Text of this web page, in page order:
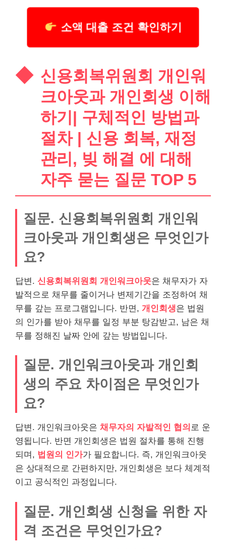
소액 대출 조건 확인하기
신용회복위원회 개인워
크아웃과 개인회생 이해
하기| 구체적인 방법과
절차 | 신용 회복, 재정
관리, 빚 해결 에 대해
자주 묻는 질문 TOP 5
질문. 신용회복위원회 개인워
크아웃과 개인회생은 무엇인가
요?
답변. 신용회복위원회 개인워크아웃은 채무자가 자
발적으로 채무를 줄이거나 변제기간을 조정하여 채
무를 갚는 프로그램입니다. 반면, 개인회생은 법원
의 인가를 받아 채무를 일정 부분 탕감받고, 남은 채
무를 정해진 날짜 안에 갚는 방법입니다.
질문. 개인워크아웃과 개인회
생의 주요 차이점은 무엇인가
요?
답변. 개인워크아웃은 채무자의 자발적인 협의 로 운
영됩니다. 반면 개인회생은 법원 절차를 통해 진행
되며, 법원의 인가가 필요합니다. 즉, 개인워크아웃
은 상대적으로 간편하지만, 개인회생은 보다 체계적
이고 공식적인 과정입니다.
질문. 개인회생 신청을 위한 자
격 조건은 무엇인가요?